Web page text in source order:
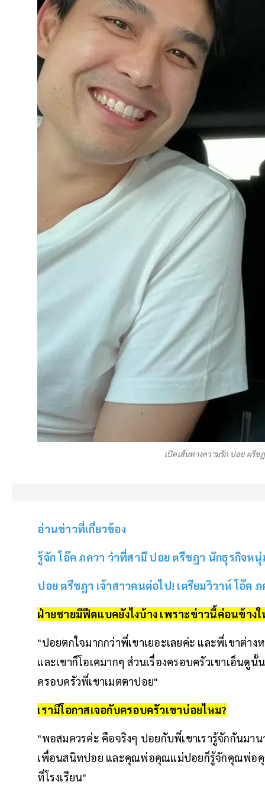
เปิดเส้นทางความรัก ปอย ตรีช
อ่านข่าวที่เกี่ยวข้อง
รู้จัก โอ๊ค ภควา ว่าที่สามี ปอย ตรีชฎา นักธุรกิจหนุ่
ปอย ตรีชฎา เจ้าสาวคนต่อไป! เตรียมวิวาห์ โอ๊ค ภ
ฝ่ายชายมีฟีดแบคยังไงบ้าง เพราะข่าวนี้ค่อนข้าง
"ปอยตกใจมากกว่าพี่เขาเยอะเลยค่ะ และพี่เขาต่า
และเขาก็โอเคมากๆ ส่วนเรื่องครอบครัวเขาเอ็นดู
ครอบครัวพี่เขาเมตตาปอย"
เรามีโอกาสเจอกับครอบครัวเขาบ่อยไหม?
"พอสมควรค่ะ คือจริงๆ ปอยกับพี่เขาเรารู้จักกันม
เพื่อนสนิทปอย และคุณพ่อคุณแม่ปอยก็รู้จักคุณพ่อคุ
ที่โรงเรียน"